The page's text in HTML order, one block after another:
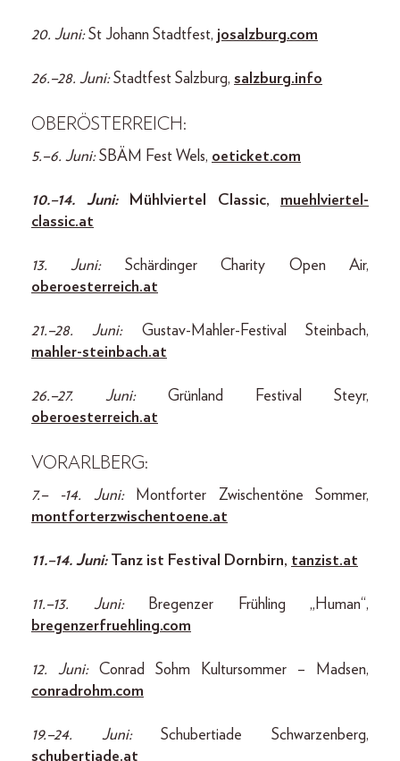
20. Juni:St Johann Stadtfest, josalzburg.com
26.–28. Juni:Stadtfest Salzburg, salzburg.info
OBERÖSTERREICH:
5.–6. Juni:SBÄM Fest Wels, oeticket.com
10.–14. Juni: Mühlviertel Classic, muehlviertel-
classic.at
13. Juni: Schärdinger Charity Open Air,
oberoesterreich.at
21.–28. Juni: Gustav-Mahler-Festival Steinbach,
mahler-steinbach.at
26.–27. Juni: Grünland Festival Steyr,
oberoesterreich.at
VORARLBERG:
7.– -14. Juni:
Montforter Zwischentöne Sommer,
montforterzwischentoene.at
11.–14. Juni: Tanz ist Festival Dornbirn, tanzist.at
11.–13. Juni:
Bregenzer Frühling „Human“,
bregenzerfruehling.com
12. Juni: Conrad Sohm Kultursommer – Madsen,
conradrohm.com
19.–24. Juni:Schubertiade Schwarzenberg,
schubertiade.at